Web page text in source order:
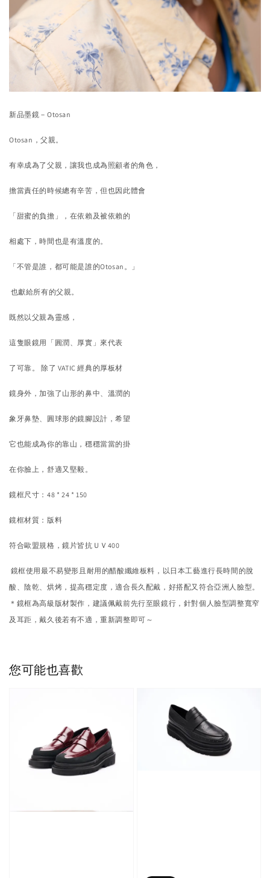
新品墨鏡－Otosan
Otosan，父親。
有幸成為了父親，讓我也成為照顧者的角色，
擔當責任的時候總有辛苦，但也因此體會
「甜蜜的負擔」， 在依賴及被依賴的
相處下，時間也是有溫度的。
「不管是誰，都可能是誰的Otosan。」
也獻給所有的父親。
既然以父親為靈感，
這隻眼鏡用「圓潤、厚實」來代表
了可靠。 除了 VATIC 經典的厚板材
鏡身外，加強了山形的鼻中、溫潤的
象牙鼻墊、 圓球形的鏡腳設計，希望
它也能成為你的靠山， 穩穩當當的掛
在你臉上，舒適又堅毅。
鏡框尺寸：48 * 24 * 150
鏡框材質：版料
符合歐盟規格，鏡片皆抗ＵＶ400
鏡框使用最不易變形且耐用的醋酸纖維板料， 以日本工藝進行長時間的脫
酸、陰乾、烘烤，提高穩定度，適合長久配戴，好搭配又符合亞洲人臉型。
＊鏡框為高級版材製作，建議佩戴前先行至眼鏡行， 針對個人臉型調整寬窄
及耳距，戴久後若有不適，重新調整即可～
您可能也喜歡